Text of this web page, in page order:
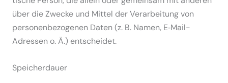
über die Zwecke und Mittel der Verar­beitung von
perso­nen­be­zo­genen Daten (z. B. Namen, E‑Mail-
Adressen o. Ä.) entscheidet.
Speicher­dauer